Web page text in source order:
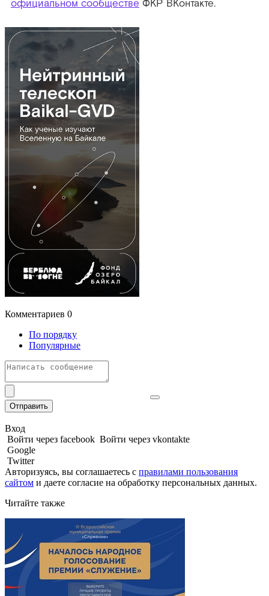
официальном сообществе ФКР ВКонтакте.
Комментариев 0
По порядку
Популярные
Отправить
Вход
Войти через facebook Войти через vkontakte
Google
Twitter
Авторизуясь, вы соглашаетесь с правилами пользования
сайтом и даете согласие на обработку персональных данных.
Читайте также